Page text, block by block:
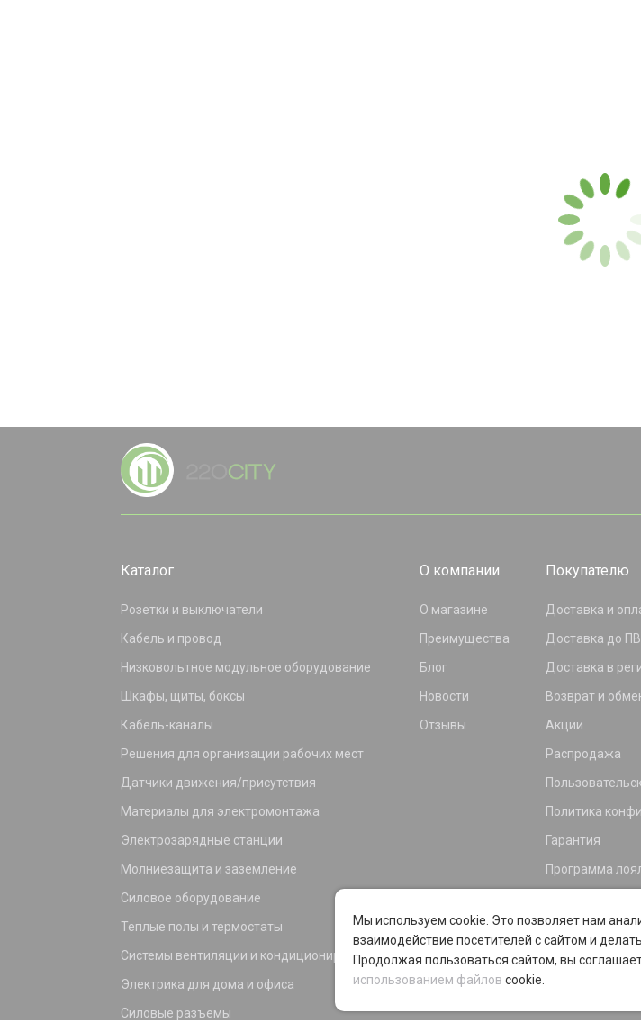
Каталог
Розетки и выключатели
Кабель и провод
Низковольтное модульное оборудование
Шкафы, щиты, боксы
Кабель-каналы
Решения для организации рабочих мест
Датчики движения/присутствия
Материалы для электромонтажа
Электрозарядные станции
Молниезащита и заземление
Силовое оборудование
Теплые полы и термостаты
Системы вентиляции и кондиционирования
Электрика для дома и офиса
Силовые разъемы
О компании
О магазине
Преимущества
Блог
Новости
Отзывы
Покупателю
Доставка и
Доставка до
Доставка в
Возврат и
Акции
Распродажа
Политика
Гарантия
Программа
Мы используем cookie. Это позволяет нам
взаимодействие посетителей с сайтом и
Продолжая пользоваться сайтом, вы
использованием файлов cookie.